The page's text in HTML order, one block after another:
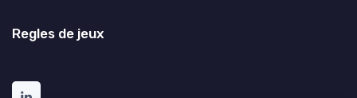
Regles de jeux